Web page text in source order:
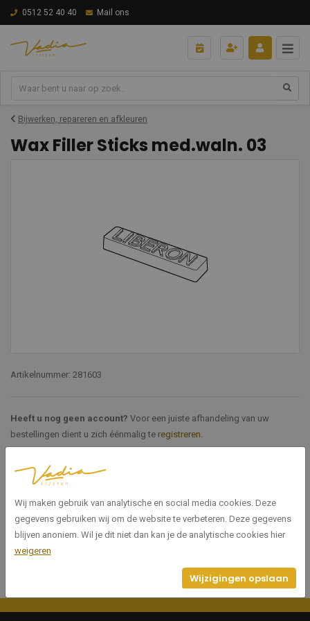
0512 52 40 40 Mail ons
Bijwerken, repareren en afkleuren
Wax Filler Sticks med.waln. 03
Artikelnummer: 281603
Heeft u nog geen account? Voor een juiste afhandeling van uw
bestellingen dient u zich éénmalig te registreren.
Specificaties
Artikelnummer 281603
Wij maken gebruik van analytische en social media cookies. Deze
gegevens gebruiken wij om de website te verbeteren. Deze gegevens
blijven anoniem. Wil je dit niet dan kan je de analytische cookies hier
weigeren
Wijzigingen opslaan